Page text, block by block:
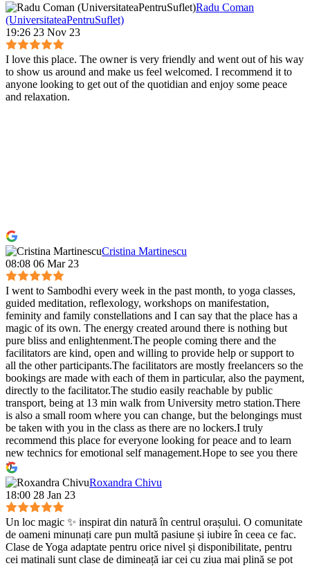
Radu Coman
(UniversitateaPentruSuflet)
19:26 23 Nov 23
I love this place. The owner is very friendly and went out of his way
to show us around and make us feel welcomed. I recommend it to
anyone looking to get out of the quotidian and enjoy some peace
and relaxation.
Cristina Martinescu
08:08 06 Mar 23
I went to Sambodhi every week in the past month, to yoga classes,
guided meditation, reflexology, workshops on manifestation,
feminity and family constellations and I can say that the place has a
magic of its own. The energy created around there is nothing but
pure bliss and enlightenment.The people coming there and the
facilitators are kind, open and willing to provide help or support to
all the other participants.The facilitators are mostly freelancers so the
bookings are made with each of them in particular, also the payment,
directly to the facilitator.The studio easily reachable by public
transport, being at 13 min walk from University metro station.There
is also a small room where you can change, but the belongings must
be taken with you in the class as there are no lockers.I truly
recommend this place for everyone looking for peace and to learn
new technics for emotional self management.Hope to see you there
:)
Roxandra Chivu
18:00 28 Jan 23
Un loc magic ✨ inspirat din natură în centrul orașului. O comunitate
de oameni minunați care pun multă pasiune și iubire în ceea ce fac.
Clase de Yoga adaptate pentru orice nivel și disponibilitate, pentru
cei matinali sunt clase de dimineață iar cei cu ziua mai plină se pot